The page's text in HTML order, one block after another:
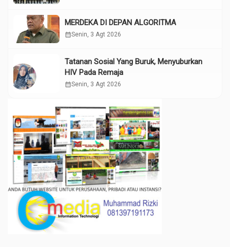
MERDEKA DI DEPAN ALGORITMA
calendar_monthSenin, 3 Agt 2026
Tatanan Sosial Yang Buruk, Menyuburkan
HIV Pada Remaja
calendar_monthSenin, 3 Agt 2026